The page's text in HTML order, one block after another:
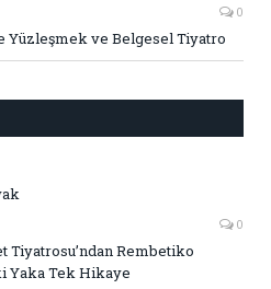
0
Yüzleşmek ve Belgesel Tiyatro
0
Tiyatrosu’ndan Rembetiko
Yaka Tek Hikaye